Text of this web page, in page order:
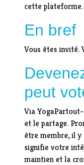
cette plateforme.
En bref
Vous êtes invité.
peut
Via
et le partage.
être membre, il y
signifie votre
maintien et la